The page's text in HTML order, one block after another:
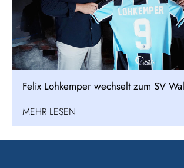
Felix Lohkemper wechselt zum SV
MEHR LESEN